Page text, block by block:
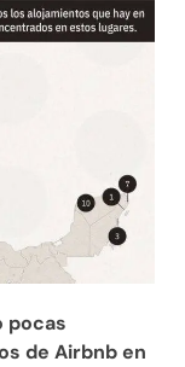
pocas
de Airbnb en